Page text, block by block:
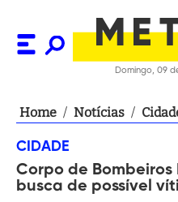
Domingo, 09
Home / Notícias /
CIDADE
Corpo de
busca de possível